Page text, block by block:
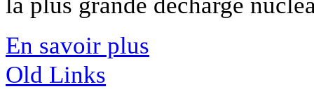
En savoir plus
Old Links